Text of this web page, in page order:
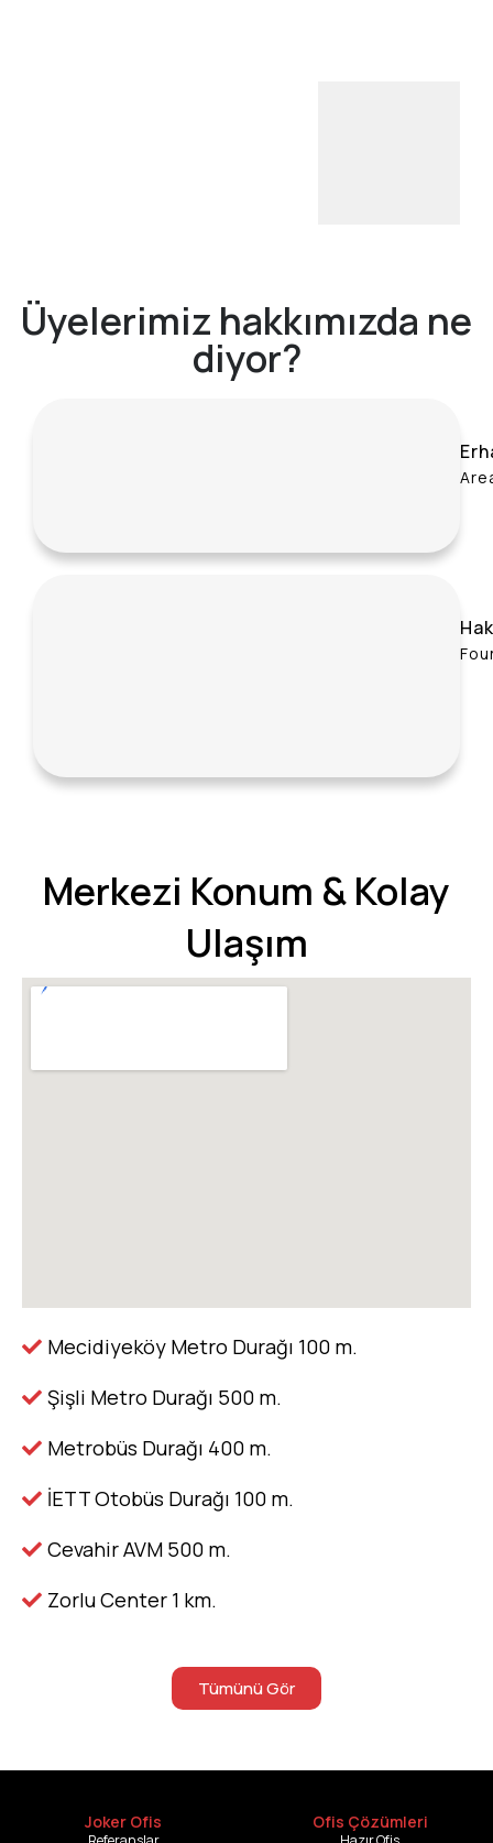
Üyelerimiz hakkımızda ne
diyor?
Merkezi Konum & Kolay
Ulaşım
Mecidiyeköy Metro Durağı 100 m.
Şişli Metro Durağı 500 m.
Metrobüs Durağı 400 m.
İETT Otobüs Durağı 100 m.
Cevahir AVM 500 m.
Zorlu Center 1 km.
Tümünü Gör
Joker Ofis Ofis Çözümleri